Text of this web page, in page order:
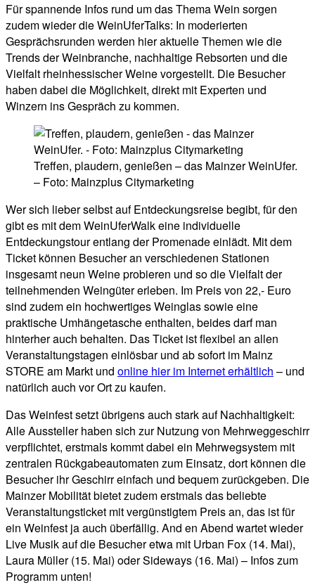
Für spannende Infos rund um das Thema Wein sorgen
zudem wieder die WeinUferTalks: In moderierten
Gesprächsrunden werden hier aktuelle Themen wie die
Trends der Weinbranche, nachhaltige Rebsorten und die
Vielfalt rheinhessischer Weine vorgestellt. Die Besucher
haben dabei die Möglichkeit, direkt mit Experten und
Winzern ins Gespräch zu kommen.
Treffen, plaudern, genießen – das Mainzer WeinUfer.
– Foto: Mainzplus Citymarketing
Wer sich lieber selbst auf Entdeckungsreise begibt, für den
gibt es mit dem WeinUferWalk eine individuelle
Entdeckungstour entlang der Promenade einlädt. Mit dem
Ticket können Besucher an verschiedenen Stationen
insgesamt neun Weine probieren und so die Vielfalt der
teilnehmenden Weingüter erleben. Im Preis von 22,- Euro
sind zudem ein hochwertiges Weinglas sowie eine
praktische Umhängetasche enthalten, beides darf man
hinterher auch behalten. Das Ticket ist flexibel an allen
Veranstaltungstagen einlösbar und ab sofort im Mainz
STORE am Markt und online hier im Internet erhältlich – und
natürlich auch vor Ort zu kaufen.
Das Weinfest setzt übrigens auch stark auf Nachhaltigkeit:
Alle Aussteller haben sich zur Nutzung von Mehrweggeschirr
verpflichtet, erstmals kommt dabei ein Mehrwegsystem mit
zentralen Rückgabeautomaten zum Einsatz, dort können die
Besucher ihr Geschirr einfach und bequem zurückgeben. Die
Mainzer Mobilität bietet zudem erstmals das beliebte
Veranstaltungsticket mit vergünstigtem Preis an, das ist für
ein Weinfest ja auch überfällig. And en Abend wartet wieder
Live Musik auf die Besucher etwa mit Urban Fox (14. Mai),
Laura Müller (15. Mai) oder Sideways (16. Mai) – Infos zum
Programm unten!